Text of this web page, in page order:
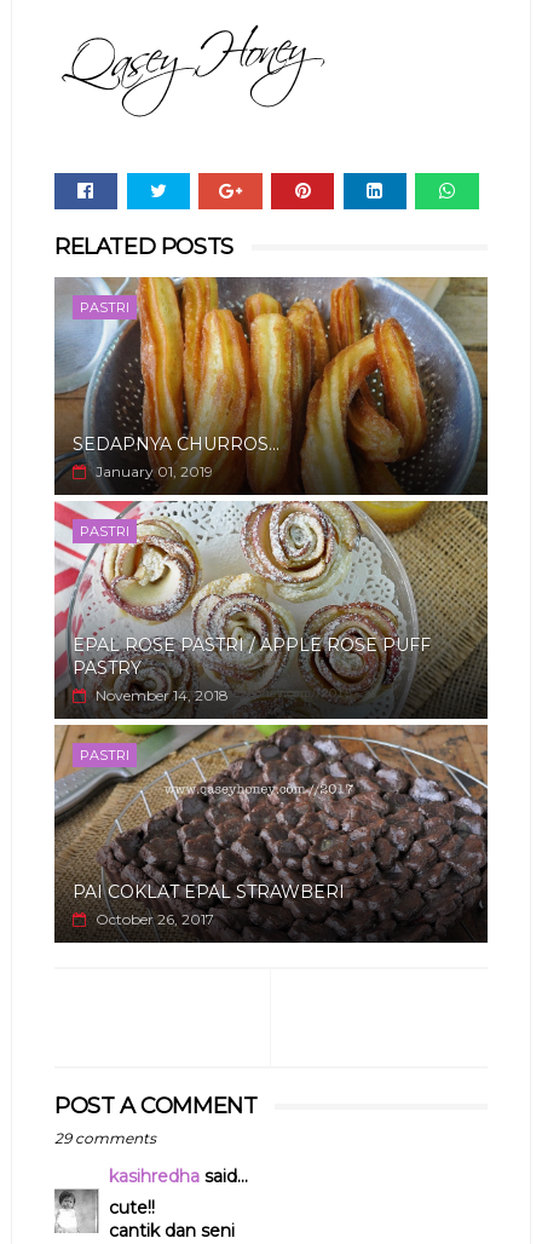
RELATED POSTS
PASTRI
SEDAPNYA CHURROS...
January 01, 2019
PASTRI
EPAL ROSE PASTRI / APPLE ROSE PUFF
PASTRY
November 14, 2018
PASTRI
PAI COKLAT EPAL STRAWBERI
October 26, 2017
POST A COMMENT
29 comments
kasihredhasaid...
cute!!
cantik dan seni